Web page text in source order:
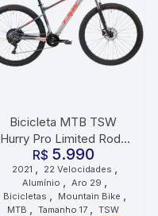
Bicicleta MTB TSW
Hurry Pro Limited Roda
29 Tamanho 17 22
Velocidades 2021 Cinza
Vermelho
R$ 5.990
2021 22 Velocidades
Alumínio Aro 29
Bicicletas Mountain Bike
MTB Tamanho 17 TSW